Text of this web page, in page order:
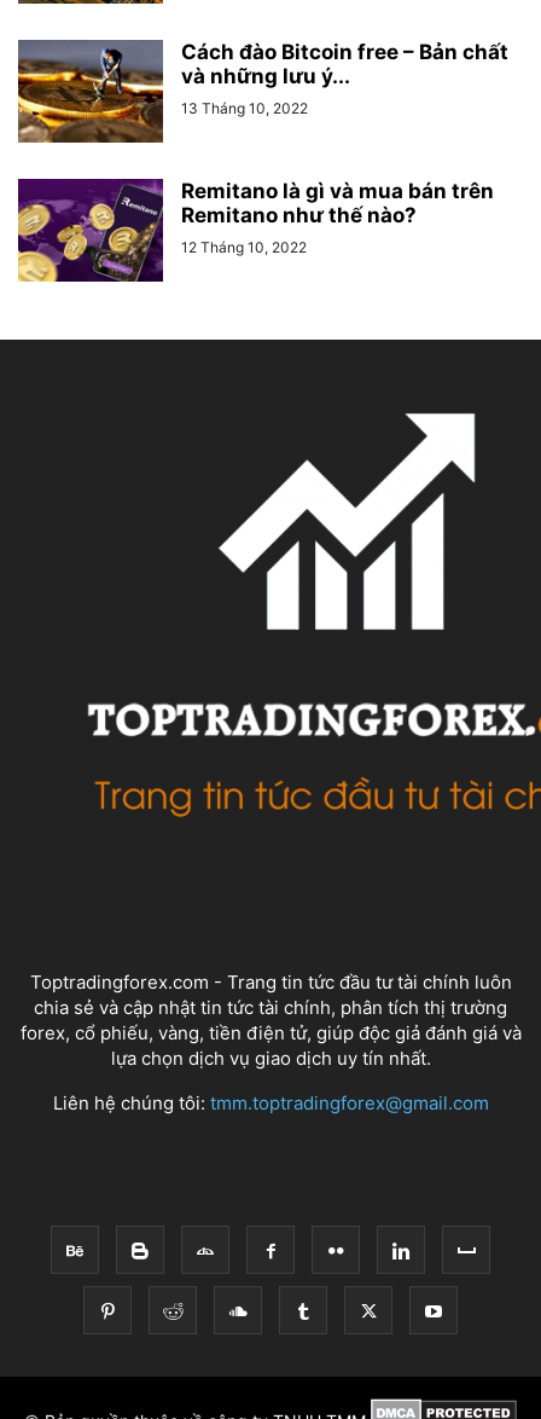
Cách đào Bitcoin free – Bản chất
và những lưu ý...
13 Tháng 10, 2022
Remitano là gì và mua bán trên
Remitano như thế nào?
12 Tháng 10, 2022
Toptradingforex.com - Trang tin tức đầu tư tài chính luôn
chia sẻ và cập nhật tin tức tài chính, phân tích thị trường
forex, cổ phiếu, vàng, tiền điện tử, giúp độc giả đánh giá và
lựa chọn dịch vụ giao dịch uy tín nhất.
Liên hệ chúng tôi: tmm.toptradingforex@gmail.com